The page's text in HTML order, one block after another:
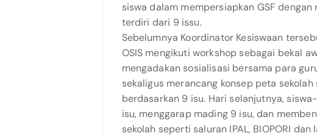
siswa dalam mempersiapkan GSF
terdiri dari 9 issu.
Sebelumnya Koordinator Kesiswaan
OSIS mengikuti workshop sebagai bekal
mengadakan sosialisasi bersama para
sekaligus merancang konsep peta
berdasarkan 9 isu. Hari selanjutnya,
isu, menggarap mading 9 isu, dan
sekolah seperti saluran IPAL, BIOPORI